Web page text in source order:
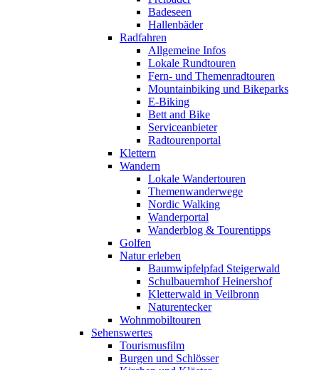
Badeseen
Hallenbäder
Radfahren
Allgemeine Infos
Lokale Rundtouren
Fern- und Themenradtouren
Mountainbiking und Bikeparks
E-Biking
Bett and Bike
Serviceanbieter
Radtourenportal
Klettern
Wandern
Lokale Wandertouren
Themenwanderwege
Nordic Walking
Wanderportal
Wanderblog & Tourentipps
Golfen
Natur erleben
Baumwipfelpfad Steigerwald
Schulbauernhof Heinershof
Kletterwald in Veilbronn
Naturentecker
Wohnmobiltouren
Sehenswertes
Tourismusfilm
Burgen und Schlösser